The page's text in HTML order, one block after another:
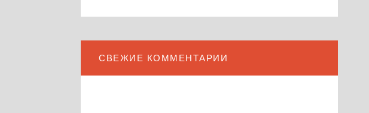
СВЕЖИЕ КОММЕНТАРИИ